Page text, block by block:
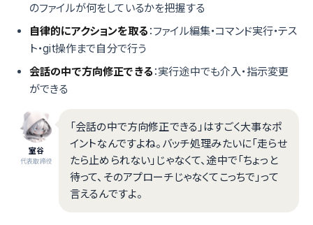
のファイルが何をしているかを把握する
自律的にアクションを取る ：ファイル編集・コマンド実行・テス
ト・git操作まで自分で行う
会話の中で方向修正できる ：実行途中でも介入・指示変更
ができる
室谷
代表取締役
「会話の中で方向修正できる」はすごく大事なポ
イントなんですよね。バッチ処理みたいに「走らせ
たら止められない」じゃなくて、途中で「ちょっと
待って、そのアプローチじゃなくてこっちで」って
言えるんですよ。